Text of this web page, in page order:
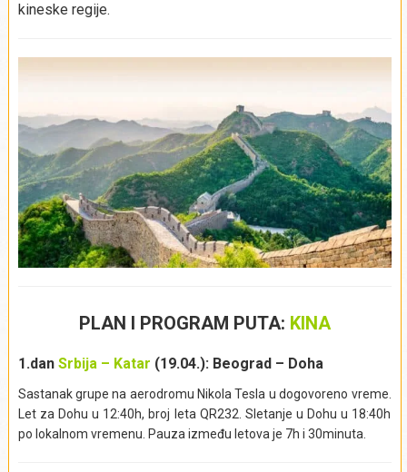
kineske regije.
PLAN I PROGRAM PUTA: KINA
1.dan Srbija – Katar (19.04.): Beograd – Doha
Sastanak grupe na aerodromu Nikola Tesla u dogovoreno vreme.
Let za Dohu u 12:40h, broj leta QR232. Sletanje u Dohu u 18:40h
po lokalnom vremenu. Pauza između letova je 7h i 30minuta.